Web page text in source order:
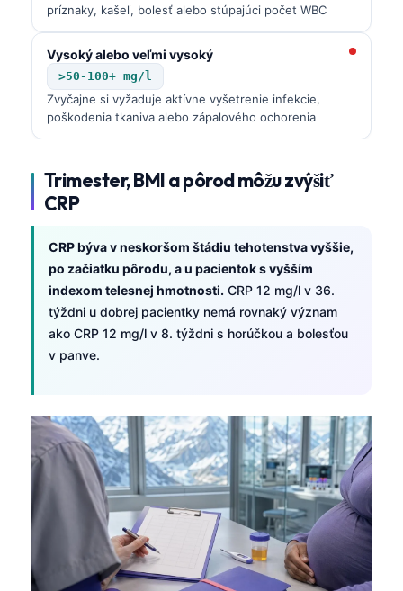
príznaky, kašeľ, bolesť alebo stúpajúci počet WBC
Vysoký alebo veľmi vysoký
>50-100+ mg/l
Zvyčajne si vyžaduje aktívne vyšetrenie infekcie,
poškodenia tkaniva alebo zápalového ochorenia
Trimester, BMI a pôrod môžu zvýšiť
CRP
CRP býva v neskoršom štádiu tehotenstva vyššie,
po začiatku pôrodu, a u pacientok s vyšším
indexom telesnej hmotnosti. CRP 12 mg/l v 36.
týždni u dobrej pacientky nemá rovnaký význam
ako CRP 12 mg/l v 8. týždni s horúčkou a bolesťou
v panve.